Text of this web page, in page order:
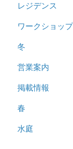
レジデンス
ワークショップ
冬
営業案内
掲載情報
春
水庭